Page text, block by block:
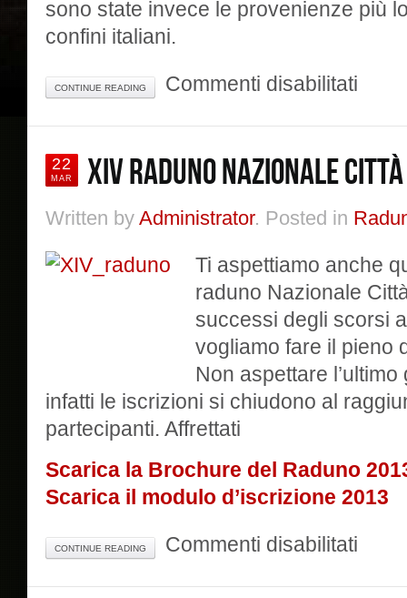
sono state invece le provenienze più
confini italiani.
CONTINUE READING Commenti disabilitati
Club
Gubbio
con
botto
22
MAR XIV RADUNO NAZIONALE
Written by Administrator. Posted in
Ti aspettiamo anche
raduno Nazionale
successi degli scorsi
vogliamo fare il pieno
Non aspettare
infatti le iscrizioni si chiudono al
partecipanti. Affrettati
Scarica la Brochure del Raduno
Scarica il modulo d’iscrizione 2013
CONTINUE READING Commenti disabilitati